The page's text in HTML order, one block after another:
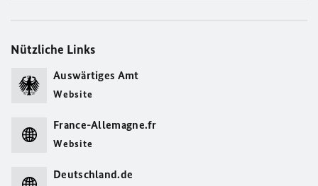
Nützliche Links
Auswärtiges Amt
Website
France-Allemagne.fr
Website
Deutschland.de